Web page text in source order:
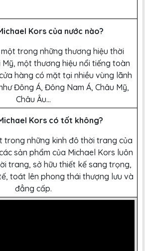
Kors của nước nào?
trong những thương hiệu thời
một thương hiệu nổi tiếng toàn
hàng có mặt tại nhiều vùng lãnh
Đông Á, Đông Nam Á, Châu Mỹ,
Châu Âu…
Kors có tốt không?
trong những kinh đô thời trang của
sản phẩm của Michael Kors luôn
trang, sở hữu thiết kế sang trọng,
toát lên phong thái thượng lưu và
đẳng cấp.